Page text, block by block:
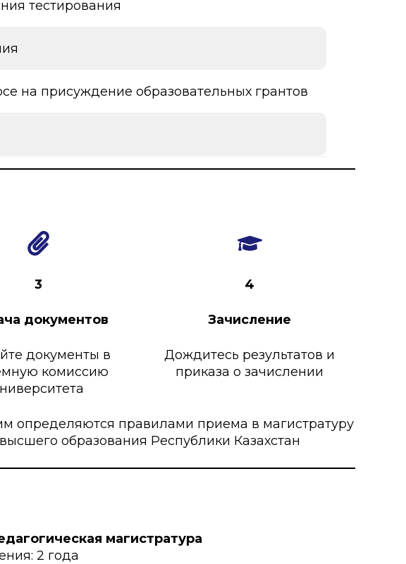
тестирования
на присуждение образовательных грантов
3
документов
документы в
комиссию
4
Зачисление
Дождитесь результатов и
приказа о зачислении
определяются правилами приема в магистратуру
образования Республики Казахстан
магистратура
2 года